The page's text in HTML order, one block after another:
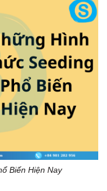
Biến Hiện Nay